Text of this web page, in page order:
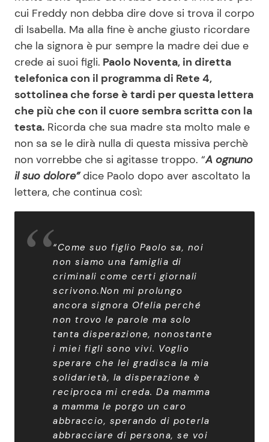
cui Freddy non debba dire dove si trova il corpo
di Isabella. Ma alla fine è anche giusto ricordare
che la signora è pur sempre la madre dei due e
crede ai suoi figli. Paolo Noventa, in diretta
telefonica con il programma di Rete 4,
sottolinea che forse è tardi per questa lettera
che più che con il cuore sembra scritta con la
testa. Ricorda che sua madre sta molto male e
non sa se le dirà nulla di questa missiva perchè
non vorrebbe che si agitasse troppo. “A ognuno
il suo dolore” dice Paolo dopo aver ascoltato la
lettera, che continua così:
“Come suo figlio Paolo sa, noi
non siamo una famiglia di
criminali come certi giornali
scrivono.Non mi prolungo
ancora signora Ofelia perché
non trovo le parole ma solo
tanta disperazione, nonostante
i miei figli sono vivi. Voglio
sperare che lei gradisca la mia
solidarietà, la disperazione è
reciproca mi creda. Da mamma
a mamma le porgo un caro
abbraccio, sperando di poterla
abbracciare di persona, se voi